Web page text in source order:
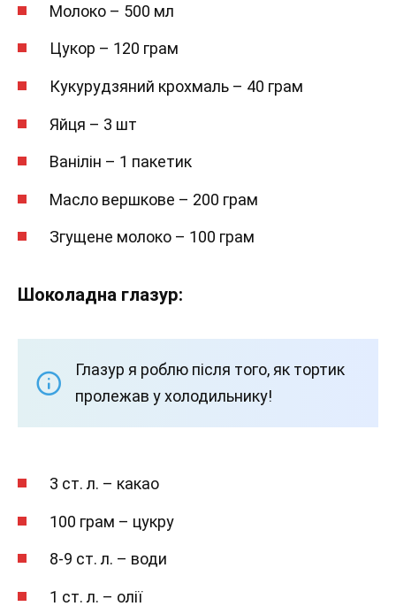
Молоко – 500 мл
Цукор – 120 грам
Кукурудзяний крохмаль – 40 грам
Яйця – 3 шт
Ванілін – 1 пакетик
Масло вершкове – 200 грам
Згущене молоко – 100 грам
Шоколадна глазур:
Глазур я роблю після того, як тортик
пролежав у холодильнику!
3 ст. л. – какао
100 грам – цукру
8-9 ст. л. – води
1 ст. л. – олії